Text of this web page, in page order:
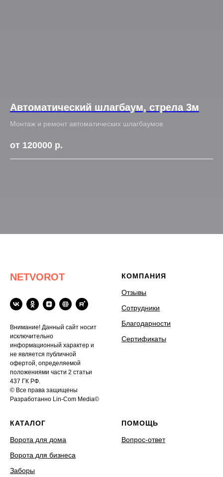
Автоматический шлагбаум, стрела 3м
Монтаж и ремонт автоматических шлагбаумов
от 120000 р.
NETVOROT
Внимание! Данный сайт носит
исключительно
информационный характер и
не является публичной
офертой, определяемой
положениями части 2 статьи
437 ГК РФ.
© Все права защищены
Разработанно Lin-Com Media©
КОМПАНИЯ
Отзывы
Сотрудники
Благодарности
Сертификаты
КАТАЛОГ
Ворота для дома
Ворота для бизнеса
Заборы
ПОМОЩЬ
Вопрос-ответ